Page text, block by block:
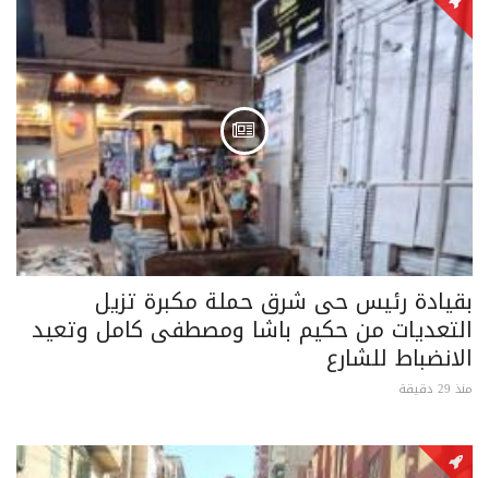
بقيادة رئيس حى شرق حملة مكبرة تزيل
التعديات من حكيم باشا ومصطفى كامل وتعيد
الانضباط للشارع
منذ 29 دقيقة